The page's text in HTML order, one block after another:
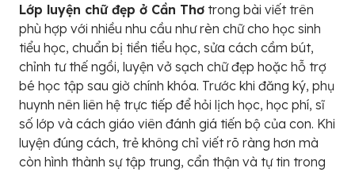
Lớp luyện chữ đẹp ở Cần Thơ trong bài viết trên
phù hợp với nhiều nhu cầu như rèn chữ cho học sinh
tiểu học, chuẩn bị tiền tiểu học, sửa cách cầm bút,
chỉnh tư thế ngồi, luyện vở sạch chữ đẹp hoặc hỗ trợ
bé học tập sau giờ chính khóa. Trước khi đăng ký, phụ
huynh nên liên hệ trực tiếp để hỏi lịch học, học phí, sĩ
số lớp và cách giáo viên đánh giá tiến bộ của con. Khi
luyện đúng cách, trẻ không chỉ viết rõ ràng hơn mà
còn hình thành sự tập trung, cẩn thận và tự tin trong